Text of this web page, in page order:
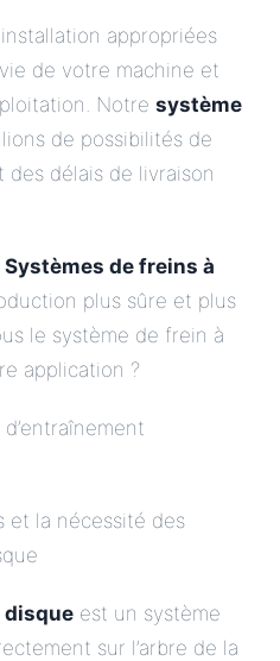
appropriées
de votre machine et
Notre système
de possibilités de
délais de livraison
Systèmes de freins à
plus sûre et plus
le système de frein à
application ?
et la nécessité des
disque est un système
sur l’arbre de la